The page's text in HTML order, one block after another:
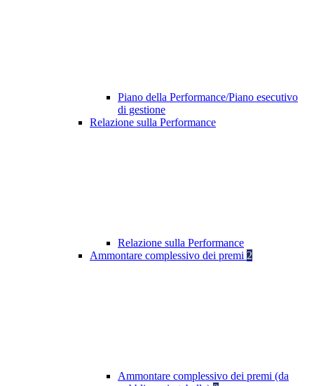
Piano della Performance/Piano esecutivo
di gestione
Relazione sulla Performance
Relazione sulla Performance
Ammontare complessivo dei premi 2
Ammontare complessivo dei premi (da